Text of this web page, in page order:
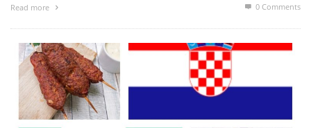
Read more 0 Comments